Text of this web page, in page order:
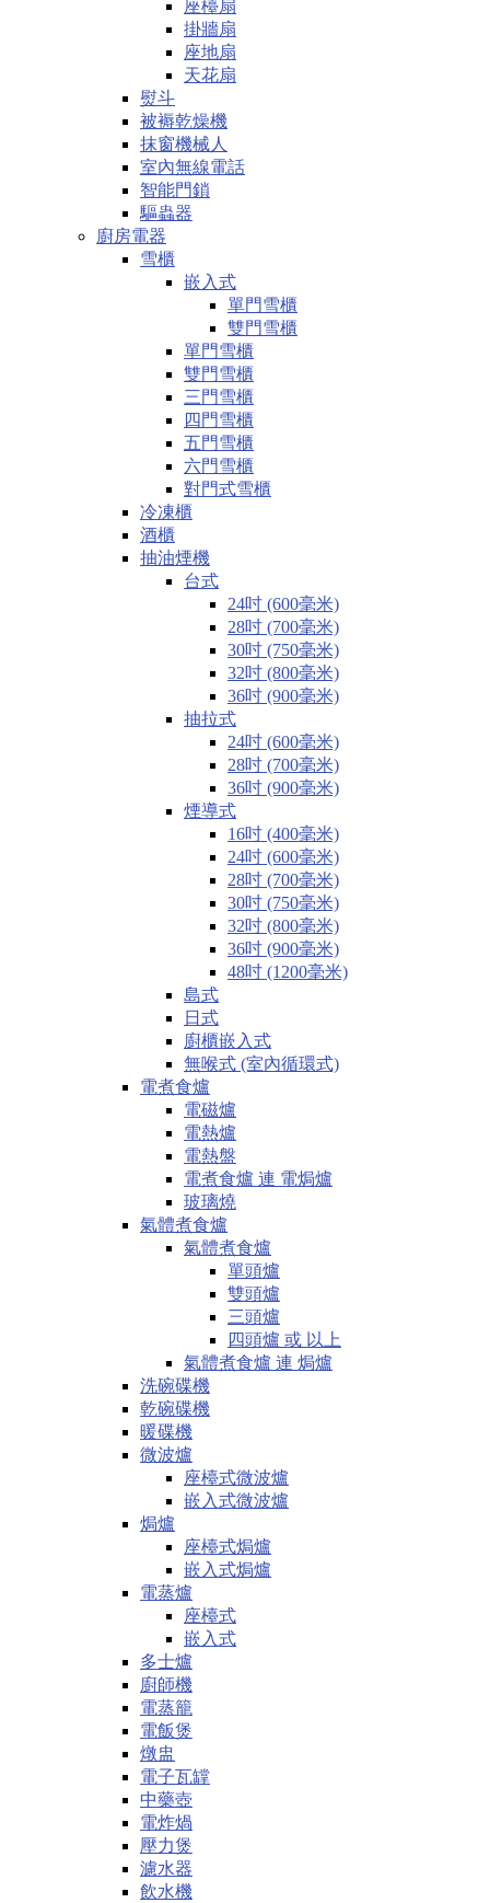
座檯扇
掛牆扇
座地扇
天花扇
熨斗
被褥乾燥機
抹窗機械人
室內無線電話
智能門鎖
驅蟲器
廚房電器
雪櫃
嵌入式
單門雪櫃
雙門雪櫃
單門雪櫃
雙門雪櫃
三門雪櫃
四門雪櫃
五門雪櫃
六門雪櫃
對門式雪櫃
冷凍櫃
酒櫃
抽油煙機
台式
24吋 (600毫米)
28吋 (700毫米)
30吋 (750毫米)
32吋 (800毫米)
36吋 (900毫米)
抽拉式
24吋 (600毫米)
28吋 (700毫米)
36吋 (900毫米)
煙導式
16吋 (400毫米)
24吋 (600毫米)
28吋 (700毫米)
30吋 (750毫米)
32吋 (800毫米)
36吋 (900毫米)
48吋 (1200毫米)
島式
日式
廚櫃嵌入式
無喉式 (室內循環式)
電煮食爐
電磁爐
電熱爐
電熱盤
電煮食爐 連 電焗爐
玻璃燒
氣體煮食爐
氣體煮食爐
單頭爐
雙頭爐
三頭爐
四頭爐 或 以上
氣體煮食爐 連 焗爐
洗碗碟機
乾碗碟機
暖碟機
微波爐
座檯式微波爐
嵌入式微波爐
焗爐
座檯式焗爐
嵌入式焗爐
電蒸爐
座檯式
嵌入式
多士爐
廚師機
電蒸籠
電飯煲
燉盅
電子瓦罉
中藥壺
電炸煱
壓力煲
濾水器
飲水機